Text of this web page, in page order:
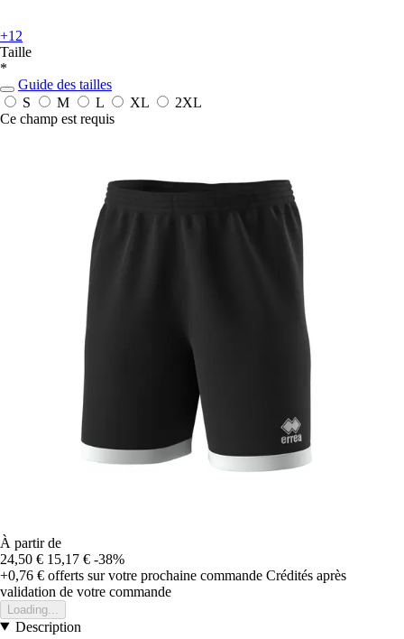
+12
Taille
*
Guide des tailles
S
M L XL
2XL
Ce champ est requis
À partir de
24,50 € 15,17 € -38%
+0,76 € offerts sur votre prochaine commande Crédités après
validation de votre commande
Loading...
Description